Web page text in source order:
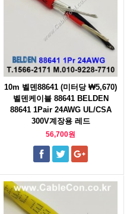
10m 벨덴88641 (미터당 ₩5,670)
벨덴케이블 88641 BELDEN
88641 1Pair 24AWG UL/CSA
300V계장용 레드
56,700원